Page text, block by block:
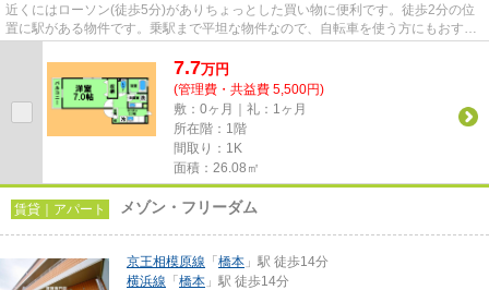
近くにはローソン(徒歩5分)がありちょっとした買い物に便利です。徒歩2分の位
置に駅がある物件です。乗駅まで平坦な物件なので、自転車を使う方にもおすす
7.7万円
(管理費・共益費 5,500円)
敷：0ヶ月｜礼：1ヶ月
所在階：1階
間取り：1K
面積：26.08㎡
賃貸｜アパート メゾン・フリーダム
京王相模原線 「 橋本 」駅 徒歩14分
横浜線 「 橋本 」駅 徒歩14分